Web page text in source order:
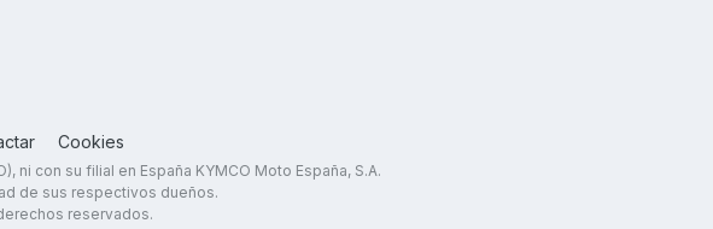
Cookies
ni con su filial en España KYMCO Moto España, S.A.
de sus respectivos dueños.
reservados.